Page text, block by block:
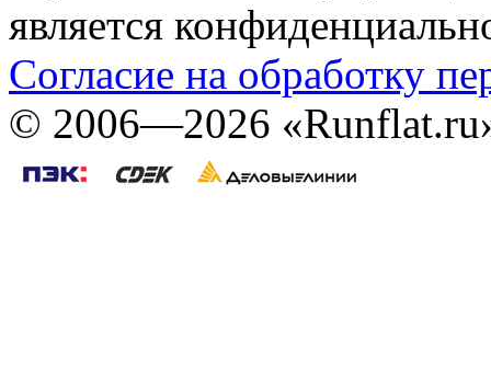
является
Согласие на обработку
© 2006—2026